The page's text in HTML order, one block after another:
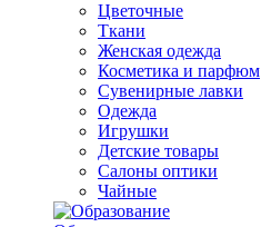
Цветочные
Ткани
Женская одежда
Косметика и парфюм
Сувенирные лавки
Одежда
Игрушки
Детские товары
Салоны оптики
Чайные